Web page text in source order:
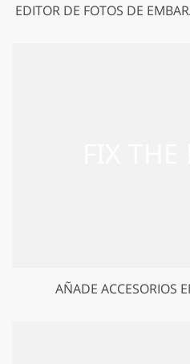
EDITOR DE FOTOS DE
AÑADE ACCESORIOS